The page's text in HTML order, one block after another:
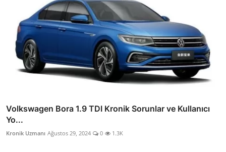
Volkswagen Bora 1.9 TDI Kronik Sorunlar ve Kullanıcı
Yo...
Kronik Uzmanı Ağustos 29, 2024 0 1.3K